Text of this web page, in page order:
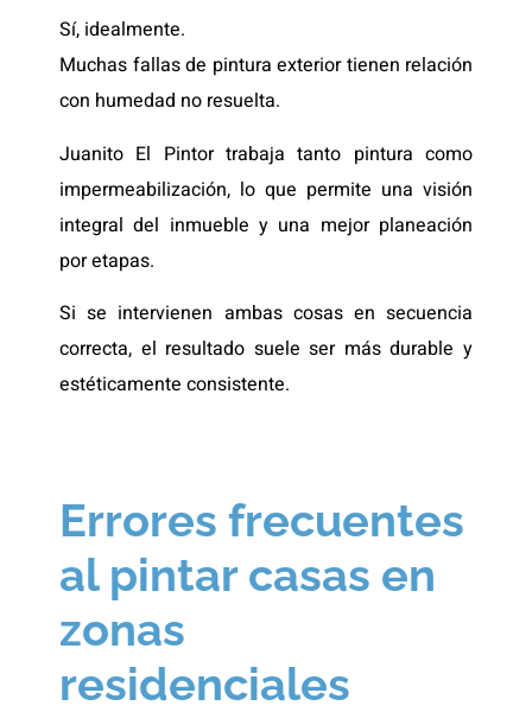
Sí, idealmente.
Muchas fallas de pintura exterior tienen relación
con humedad no resuelta.
Juanito El Pintor trabaja tanto pintura como
impermeabilización, lo que permite una visión
integral del inmueble y una mejor planeación
por etapas.
Si se intervienen ambas cosas en secuencia
correcta, el resultado suele ser más durable y
estéticamente consistente.
Errores frecuentes
al pintar casas en
zonas
residenciales